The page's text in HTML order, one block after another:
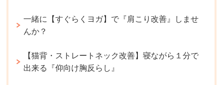
一緒に【すぐらくヨガ】で『肩こり改善』しませ
んか？
【猫背・ストレートネック改善】寝ながら１分で
出来る『仰向け胸反らし』